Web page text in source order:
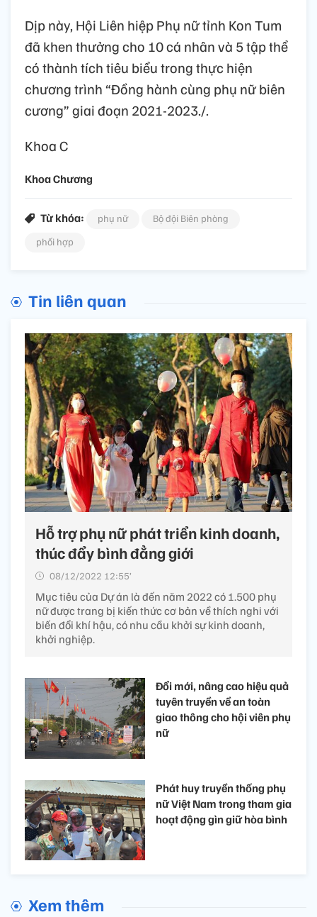
Dịp này, Hội Liên hiệp Phụ nữ tỉnh Kon Tum
đã khen thưởng cho 10 cá nhân và 5 tập thể
có thành tích tiêu biểu trong thực hiện
chương trình “Đồng hành cùng phụ nữ biên
cương” giai đoạn 2021-2023./.
Khoa C
Khoa Chương
Từ khóa: phụ nữ
Bộ đội Biên phòng
phối hợp
Tin liên quan
Hỗ trợ phụ nữ phát triển kinh doanh,
thúc đẩy bình đẳng giới
08/12/2022 12:55’
Mục tiêu của Dự án là đến năm 2022 có 1.500 phụ
nữ được trang bị kiến thức cơ bản về thích nghi với
biến đổi khí hậu, có nhu cầu khởi sự kinh doanh,
khởi nghiệp.
Đổi mới, nâng cao hiệu quả
tuyên truyền về an toàn
giao thông cho hội viên phụ
nữ
Phát huy truyền thống phụ
nữ Việt Nam trong tham gia
hoạt động gìn giữ hòa bình
Xem thêm